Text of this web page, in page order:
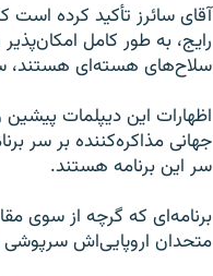
آقای سائرز تأکید کرده
رایج، به طور کامل
سلاح‌های هسته‌ای هستند،
اظهارات این دیپلمات
جهانی مذاکره‌کننده بر سر
سر این برنامه هستند.
برنامه‌ای که گرچه از سوی
متحدان اروپایی‌اش